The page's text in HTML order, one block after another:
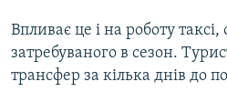
Впливає це і на роботу таксі,
затребуваного в сезон.
трансфер за кілька днів до